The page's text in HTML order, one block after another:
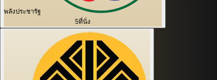
พลังประชารัฐ
5ที่นั่ง